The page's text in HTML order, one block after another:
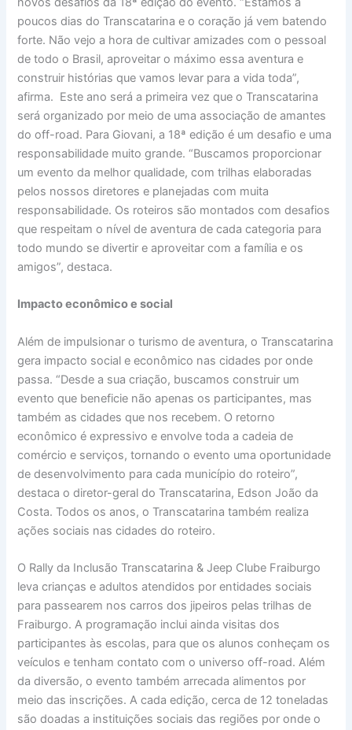
poucos dias do Transcatarina e o coração já vem batendo
forte. Não vejo a hora de cultivar amizades com o pessoal
de todo o Brasil, aproveitar o máximo essa aventura e
construir histórias que vamos levar para a vida toda”,
afirma. Este ano será a primeira vez que o Transcatarina
será organizado por meio de uma associação de amantes
do off-road. Para Giovani, a 18ª edição é um desafio e uma
responsabilidade muito grande. “Buscamos proporcionar
um evento da melhor qualidade, com trilhas elaboradas
pelos nossos diretores e planejadas com muita
responsabilidade. Os roteiros são montados com desafios
que respeitam o nível de aventura de cada categoria para
todo mundo se divertir e aproveitar com a família e os
amigos”, destaca.
Impacto econômico e social
Além de impulsionar o turismo de aventura, o Transcatarina
gera impacto social e econômico nas cidades por onde
passa. “Desde a sua criação, buscamos construir um
evento que beneficie não apenas os participantes, mas
também as cidades que nos recebem. O retorno
econômico é expressivo e envolve toda a cadeia de
comércio e serviços, tornando o evento uma oportunidade
de desenvolvimento para cada município do roteiro”,
destaca o diretor-geral do Transcatarina, Edson João da
Costa. Todos os anos, o Transcatarina também realiza
ações sociais nas cidades do roteiro.
O Rally da Inclusão Transcatarina & Jeep Clube Fraiburgo
leva crianças e adultos atendidos por entidades sociais
para passearem nos carros dos jipeiros pelas trilhas de
Fraiburgo. A programação inclui ainda visitas dos
participantes às escolas, para que os alunos conheçam os
veículos e tenham contato com o universo off-road. Além
da diversão, o evento também arrecada alimentos por
meio das inscrições. A cada edição, cerca de 12 toneladas
são doadas a instituições sociais das regiões por onde o